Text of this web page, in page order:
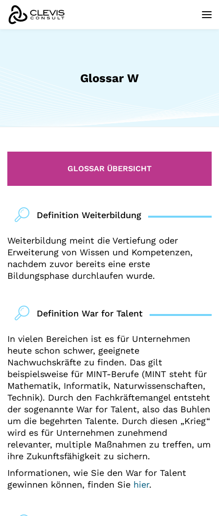
Glossar W
GLOSSAR ÜBERSICHT
Definition Weiterbildung
Weiterbildung meint die Vertiefung oder
Erweiterung von Wissen und Kompetenzen,
nachdem zuvor bereits eine erste
Bildungsphase durchlaufen wurde.
Definition War for Talent
In vielen Bereichen ist es für Unternehmen
heute schon schwer, geeignete
Nachwuchskräfte zu finden. Das gilt
beispielsweise für MINT-Berufe (MINT steht für
Mathematik, Informatik, Naturwissenschaften,
Technik). Durch den Fachkräftemangel entsteht
der sogenannte War for Talent, also das Buhlen
um die begehrten Talente. Durch diesen „Krieg“
wird es für Unternehmen zunehmend
relevanter, multiple Maßnahmen zu treffen, um
ihre Zukunftsfähigkeit zu sichern.
Informationen, wie Sie den War for Talent
gewinnen können, finden Sie hier.